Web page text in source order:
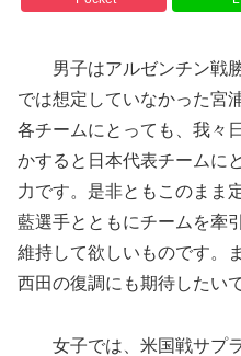
男子はアルゼンチン戦勝
では想定していなかった宮
各チームにとっても、我々
かすると日本代表チームに
力です。是非ともこのまま
藍選手とともにチームを牽
維持して欲しいものです。
西田の復調にも期待したい
女子では、米国戦サプラ